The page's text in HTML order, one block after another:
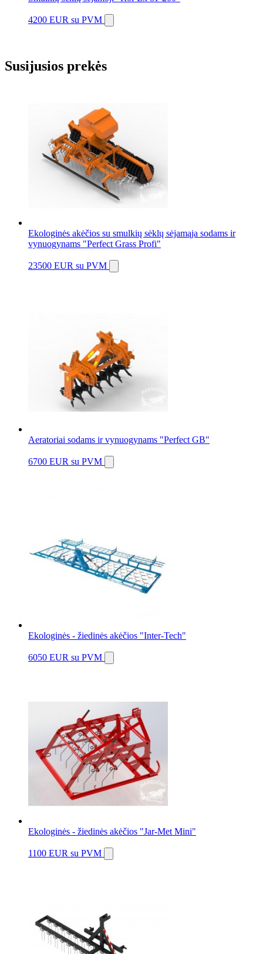
4200 EUR su PVM
Susijusios prekės
Ekologinės akėčios su smulkių sėklų sėjamąja sodams ir
vynuogynams "Perfect Grass Profi"
23500 EUR su PVM
Aeratoriai sodams ir vynuogynams "Perfect GB"
6700 EUR su PVM
Ekologinės - žiedinės akėčios "Inter-Tech"
6050 EUR su PVM
Ekologinės - žiedinės akėčios "Jar-Met Mini"
1100 EUR su PVM